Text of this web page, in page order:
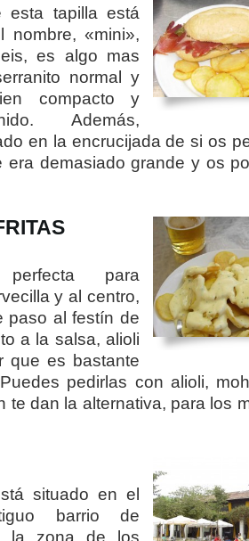
esta tapilla está
nombre, «mini»,
es algo mas
normal y
compacto y
Además,
en la encrucijada de si os
era demasiado grande y os
para
y al centro,
paso al festín de
a la salsa, alioli
que es bastante
pedirlas con alioli,
te dan la alternativa, para los
situado en el
barrio de
la zona de los